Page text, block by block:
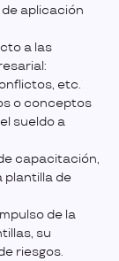
aplicación
a las
etc.
o conceptos
sueldo a
capacitación,
plantilla de
de la
su
riesgos.